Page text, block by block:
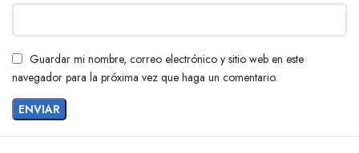
Guardar mi nombre, correo electrónico y sitio web en este
navegador para la próxima vez que haga un comentario.